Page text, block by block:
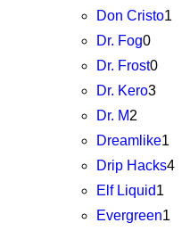
Don Cristo1
Dr. Fog0
Dr. Frost0
Dr. Kero3
Dr. M2
Dreamlike1
Drip Hacks4
Elf Liquid1
Evergreen1